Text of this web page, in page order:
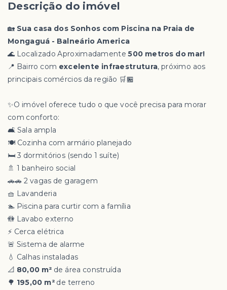
Descrição do imóvel
🏡 Sua casa dos Sonhos com Piscina na Praia de
Mongaguá - Balneário America
🌊 Localizado Aproximadamente500 metros do mar!
📍 Bairro com excelente infraestrutura, próximo aos
principais comércios da região 🛒🏪
✨O imóvel oferece tudo o que você precisa para morar
com conforto:
🛋️ Sala ampla
🍽️ Cozinha com armário planejado
🛏️ 3 dormitórios (sendo 1 suíte)
🚿 1 banheiro social
🚗🚗 2 vagas de garagem
🧺 Lavanderia
🏊 Piscina para curtir com a família
🚻 Lavabo externo
⚡ Cerca elétrica
🚨 Sistema de alarme
💧 Calhas instaladas
📐 80,00 m² de área construída
🌳 195,00 m²de terreno